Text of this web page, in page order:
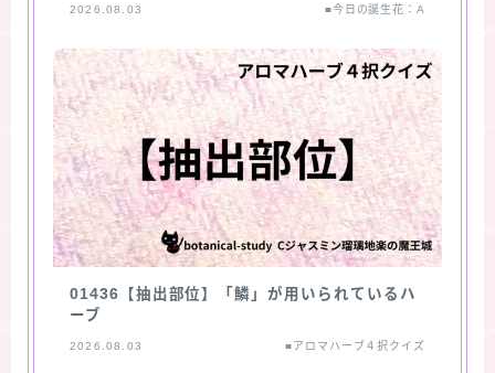
2026.08.03 ■今日の誕生花：A
01436【抽出部位】「鱗」が用いられているハ
ーブ
2026.08.03 ■アロマハーブ４択クイズ